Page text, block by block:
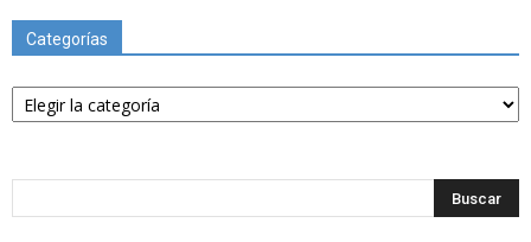
Categorías
Categorías